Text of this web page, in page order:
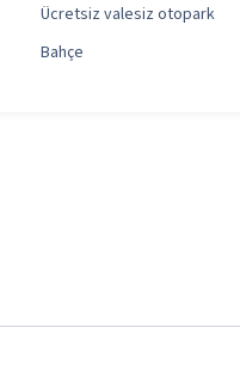
Ücretsiz valesiz otopark
Bahçe